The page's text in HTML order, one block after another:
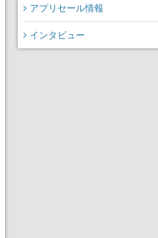
アプリセール情報
インタビュー